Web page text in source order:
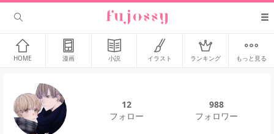
HOME 漫画 小説 イラスト ランキング もっと見る
12
フォロー
988
フォロワー